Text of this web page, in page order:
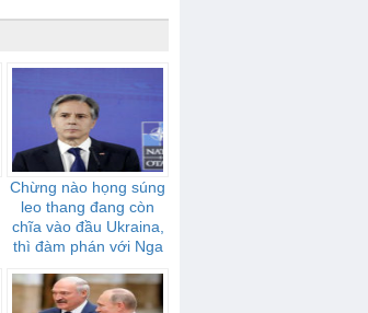
Chừng nào họng súng
leo thang đang còn
chĩa vào đầu Ukraina,
thì đàm phán với Nga